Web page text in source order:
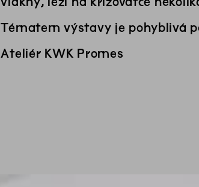
Tématem výstavy je pohyblivá
Ateliér KWK Promes